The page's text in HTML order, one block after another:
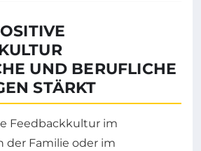
UND BERUFLICHE
STÄRKT
Feedbackkultur im
der Familie oder im